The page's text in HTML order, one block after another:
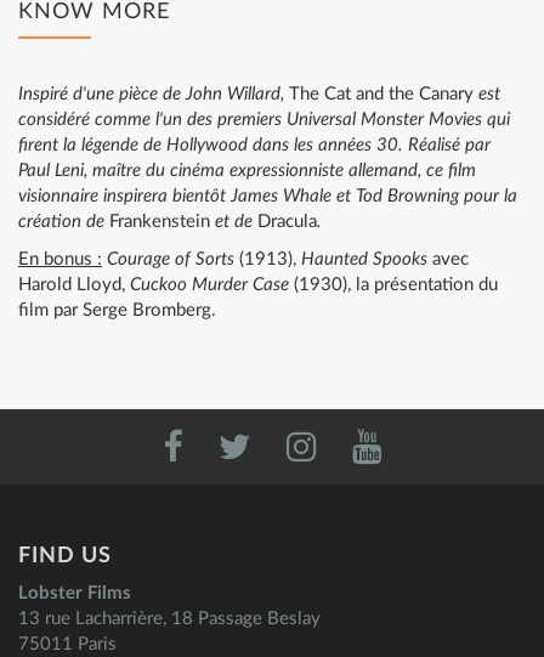
KNOW MORE
Inspiré d'une pièce de John Willard, The Cat and the Canary est
considéré comme l'un des premiers Universal Monster Movies qui
firent la légende de Hollywood dans les années 30. Réalisé par
Paul Leni, maître du cinéma expressionniste allemand, ce film
visionnaire inspirera bientôt James Whale et Tod Browning pour la
création de Frankenstein et de Dracula.
En bonus : Courage of Sorts (1913), Haunted Spooks avec
Harold Lloyd, Cuckoo Murder Case (1930), la présentation du
film par Serge Bromberg.
FIND US
Lobster Films
13 rue Lacharrière, 18 Passage Beslay
75011 Paris